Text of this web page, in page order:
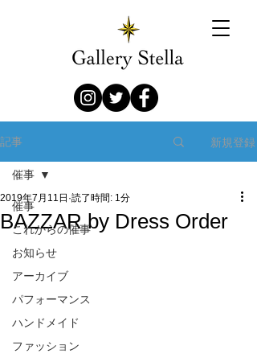
記事 新規登録
催事
これからの催事
お知らせ
アーカイブ
パフォーマンス
ハンドメイド
ファッション
催事
BAZZAR by Dress Order
2019年7月11日 読了時間: 1分